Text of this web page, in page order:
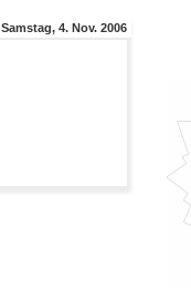
Samstag, 4. Nov. 2006